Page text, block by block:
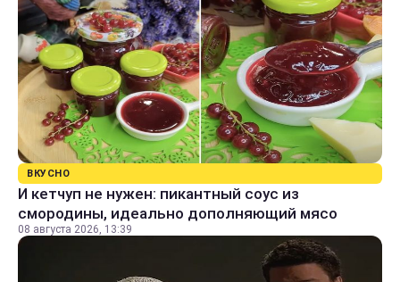
ВКУСНО
И кетчуп не нужен: пикантный соус из
смородины, идеально дополняющий мясо
08 августа 2026, 13:39